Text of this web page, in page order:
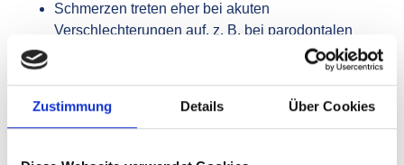
Zustimmung Details Über Cookies
Schmerzen treten eher bei akuten
Verschlechterungen auf, z. B. bei parodontalen
Abszessen oder akuter Entzündungsaktivität.
Wann Zahnfleischschmerzen eher für
Parodontitis sprechen: